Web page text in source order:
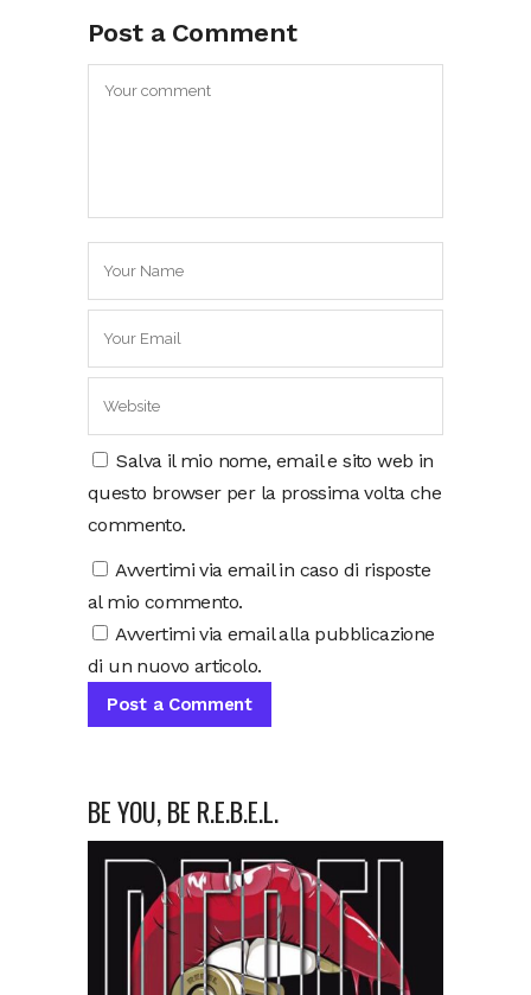
Post a Comment
Salva il mio nome, email e sito web in
questo browser per la prossima volta che
commento.
Avvertimi via email in caso di risposte
al mio commento.
Avvertimi via email alla pubblicazione
di un nuovo articolo.
BE YOU, BE R.E.B.E.L.